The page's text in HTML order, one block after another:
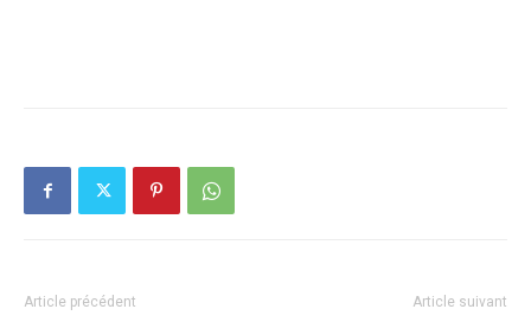
Article précédent Article suivant